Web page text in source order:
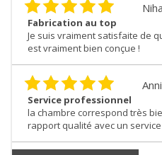
Fabrication au top
Je suis vraiment satisfaite de
est vraiment bien conçue !
Service professionnel
la chambre correspond très
rapport qualité avec un